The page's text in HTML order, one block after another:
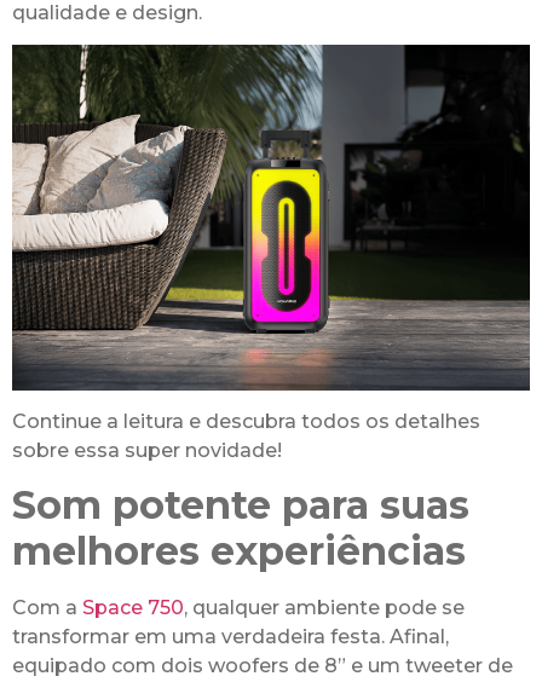
qualidade e design.
Continue a leitura e descubra todos os detalhes
sobre essa super novidade!
Som potente para suas
melhores experiências
Com a Space 750, qualquer ambiente pode se
transformar em uma verdadeira festa. Afinal,
equipado com dois woofers de 8” e um tweeter de